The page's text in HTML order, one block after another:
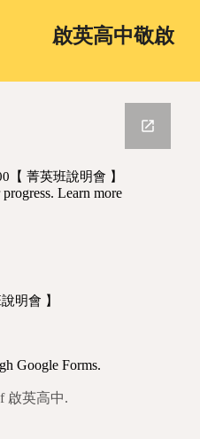
啟英高中敬啟